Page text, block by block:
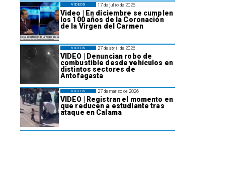
17 de julio de 2026
Video | En diciembre se cumplen
los 100 años de la Coronación
de la Virgen del Carmen
VIDEOS
27 de abril de 2026
VIDEO | Denuncian robo de
combustible desde vehículos en
distintos sectores de
Antofagasta
VIDEOS
27 de marzo de 2026
VIDEO | Registran el momento en
que reducen a estudiante tras
ataque en Calama
VIDEOS